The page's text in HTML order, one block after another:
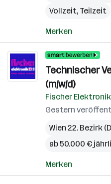
Vollzeit, Teilzeit
Merken
Technischer
(m/w/d)
Fischer
Gestern
Wien 22. Bezirk
ab 50.000 €
Merken